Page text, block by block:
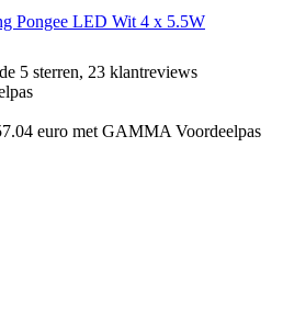
Pongee LED Wit 4 x 5.5W
5 sterren, 23 klantreviews
euro met GAMMA Voordeelpas